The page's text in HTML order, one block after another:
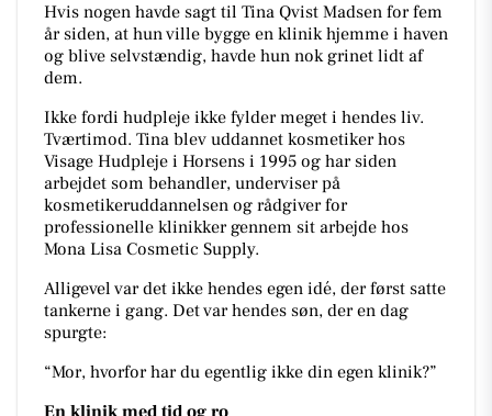
Hvis nogen havde sagt til Tina Qvist Madsen for fem
år siden, at hun ville bygge en klinik hjemme i haven
og blive selvstændig, havde hun nok grinet lidt af
dem.
Ikke fordi hudpleje ikke fylder meget i hendes liv.
Tværtimod. Tina blev uddannet kosmetiker hos
Visage Hudpleje i Horsens i 1995 og har siden
arbejdet som behandler, underviser på
kosmetikeruddannelsen og rådgiver for
professionelle klinikker gennem sit arbejde hos
Mona Lisa Cosmetic Supply.
Alligevel var det ikke hendes egen idé, der først satte
tankerne i gang. Det var hendes søn, der en dag
spurgte:
“Mor, hvorfor har du egentlig ikke din egen klinik?”
En klinik med tid og ro